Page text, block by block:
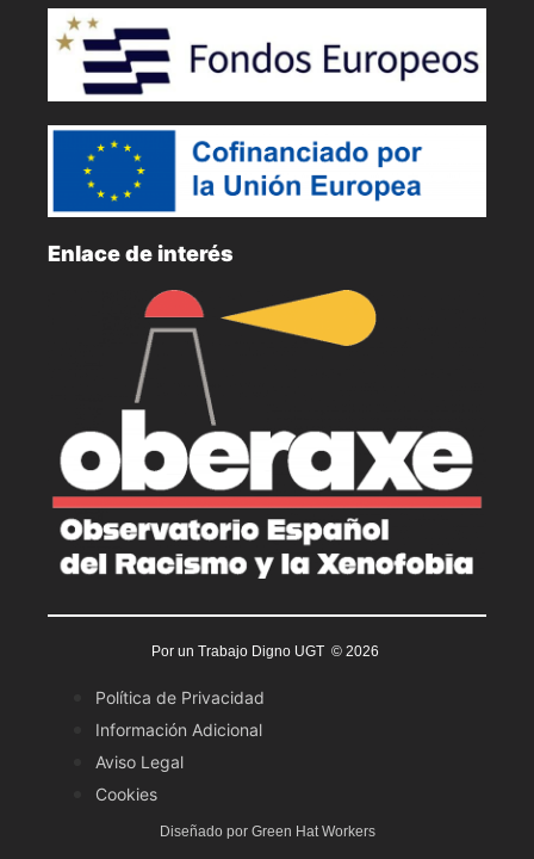
Enlace de interés
Por un Trabajo Digno UGT © 2026
Política de Privacidad
Información Adicional
Aviso Legal
Cookies
Diseñado por Green Hat Workers